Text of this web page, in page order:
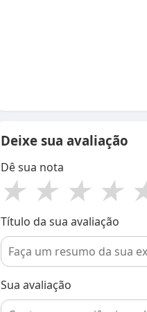
Deixe sua avaliação
Dê sua nota
★ ★ ★ ★
Título da sua avaliação
Sua avaliação